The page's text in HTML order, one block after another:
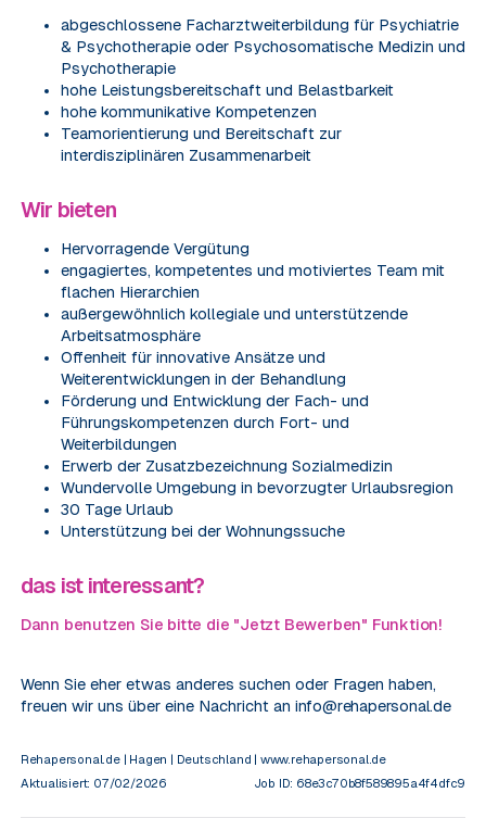
abgeschlossene Facharztweiterbildung für Psychiatrie
& Psychotherapie oder Psychosomatische Medizin und
Psychotherapie
hohe Leistungsbereitschaft und Belastbarkeit
hohe kommunikative Kompetenzen
Teamorientierung und Bereitschaft zur
interdisziplinären Zusammenarbeit
Wir bieten
Hervorragende Vergütung
engagiertes, kompetentes und motiviertes Team mit
flachen Hierarchien
außergewöhnlich kollegiale und unterstützende
Arbeitsatmosphäre
Offenheit für innovative Ansätze und
Weiterentwicklungen in der Behandlung
Förderung und Entwicklung der Fach- und
Führungskompetenzen durch Fort- und
Weiterbildungen
Erwerb der Zusatzbezeichnung Sozialmedizin
Wundervolle Umgebung in bevorzugter Urlaubsregion
30 Tage Urlaub
Unterstützung bei der Wohnungssuche
das ist interessant?
Dann benutzen Sie bitte die "Jetzt Bewerben" Funktion!
Wenn Sie eher etwas anderes suchen oder Fragen haben,
freuen wir uns über eine Nachricht an info@rehapersonal.de
Rehapersonal.de | Hagen | Deutschland | www.rehapersonal.de
Aktualisiert: 07/02/2026 Job ID: 68e3c70b8f589895a4f4dfc9